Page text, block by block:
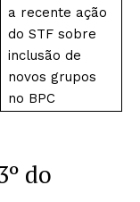
a recente ação
do STF sobre
inclusão de
novos grupos
no BPC
do